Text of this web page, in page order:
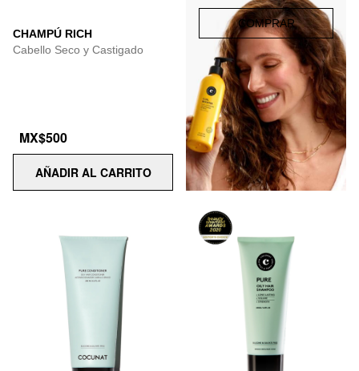
CHAMPÚ RICH
Cabello Seco y Castigado
MX$500
AÑADIR AL CARRITO
COMPRAR